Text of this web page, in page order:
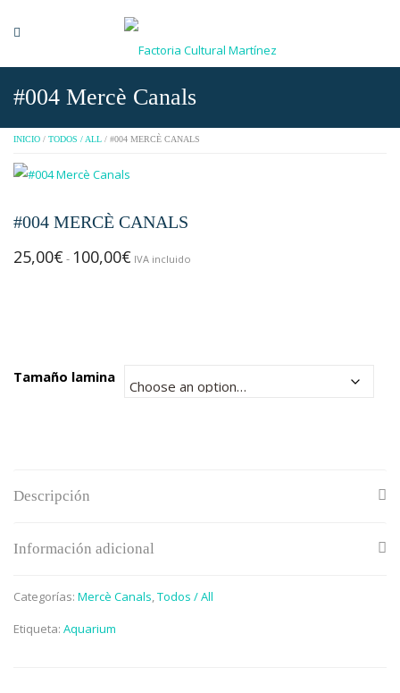
#004 Mercè Canals
INICIO / TODOS / ALL / #004 MERCÈ CANALS
#004 MERCÈ CANALS
25,00€ - 100,00€ Rango
100,00€
IVA incluido
Tamaño lamina
Descripción
Información adicional
Categorías: Mercè Canals,Todos / All
Etiqueta: Aquarium